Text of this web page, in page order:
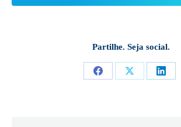
Partilhe. Seja social.
Share
Share
Share